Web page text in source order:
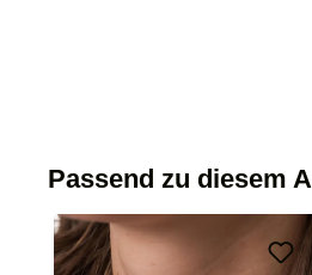
Passend zu diesem